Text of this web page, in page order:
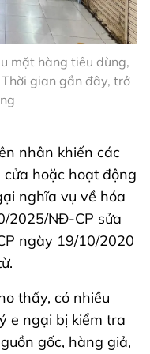
mặt hàng tiêu dùng,
gian gần đây, trở
nhân khiến các
hoặc hoạt động
nghĩa vụ về hóa
2025/NĐ-CP sửa
ngày 19/10/2020
thấy, có nhiều
e ngại bị kiểm tra
gốc, hàng giả,